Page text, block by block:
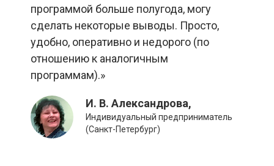
программой больше полугода, могу
сделать некоторые выводы. Просто,
удобно, оперативно и недорого (по
отношению к аналогичным
программам).»
И. В. Александрова,
Индивидуальный предприниматель
(Санкт-Петербург)